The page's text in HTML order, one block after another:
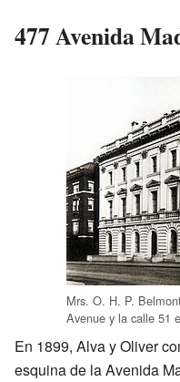
477 Avenida
Mrs. O. H. P.
Avenue y la calle 51
En 1899, Alva y Oliver
esquina de la Avenida